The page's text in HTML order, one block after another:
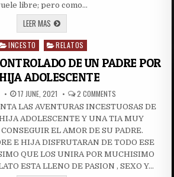
libre; pero como…
LEER MASVOLVIENDO
A
CASA
Posted
INCESTO RELATOS
DE UN PADRE POR
ADOLESCENTE
PUBLISHED
DATE:
17 JUNE, 2021 2 COMMENTS
AMOR
DESCONTROLADO
DE
UN
PADRE
POR
SU
HIJA
ADOLESCENTE
LAS AVENTURAS INCESTUOSAS DE
ADOLESCENTE Y UNA TIA MUY
EL AMOR DE SU PADRE.
E HIJA DISFRUTARAN DE TODO ESE
QUE LOS UNIRA POR MUCHISIMO
ESTA LLENO DE PASION , SEXO Y…